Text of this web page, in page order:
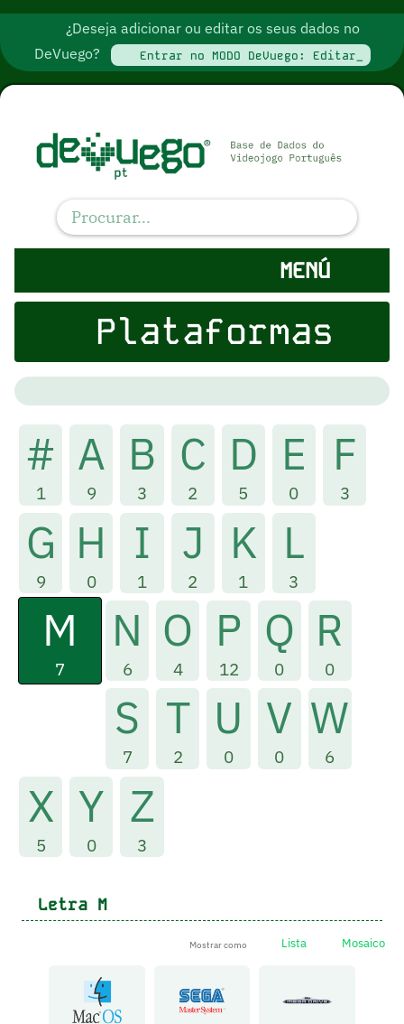
¿Deseja adicionar ou editar os seus dados no
DeVuego?
Entrar no MODO DeVuego: Editar_
MENÚ
Plataformas
#
1
A
9
B
3
C
2
D
5
E
0
F
3
G
9
H
0
I
1
J
2
K
1
L
3
M
7
N
6
O
4
P
12
Q
0
R
0
S
7
T
2
U
0
V
0
W
6
X
5
Y
0
Z
3
Letra M
Mostrar como Lista Mosaico